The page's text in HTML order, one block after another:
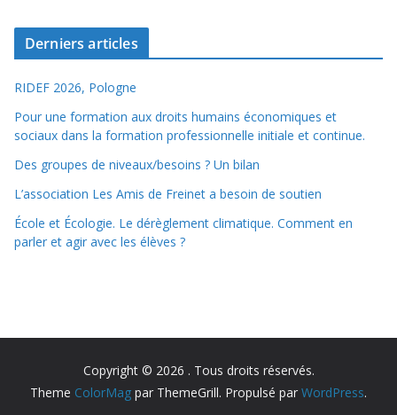
Derniers articles
RIDEF 2026, Pologne
Pour une formation aux droits humains économiques et
sociaux dans la formation professionnelle initiale et continue.
Des groupes de niveaux/besoins ? Un bilan
L’association Les Amis de Freinet a besoin de soutien
École et Écologie. Le dérèglement climatique. Comment en
parler et agir avec les élèves ?
Copyright © 2026 . Tous droits réservés.
Theme ColorMag par ThemeGrill. Propulsé par WordPress.